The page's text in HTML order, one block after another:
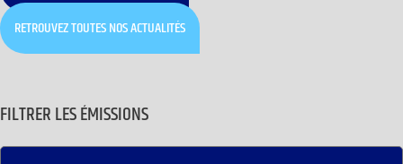
RETROUVEZ TOUTES NOS ACTUALITÉS
FILTRER LES ÉMISSIONS